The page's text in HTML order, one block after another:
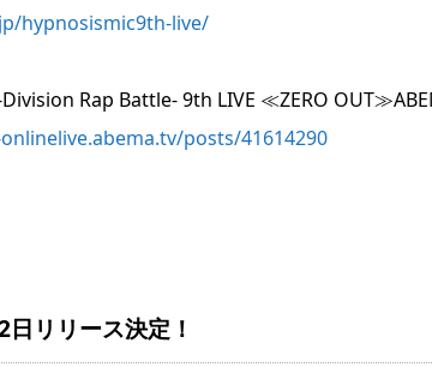
hypnosismic9th-live/
Rap Battle- 9th LIVE ≪ZERO
posts/41614290
リリース決定！